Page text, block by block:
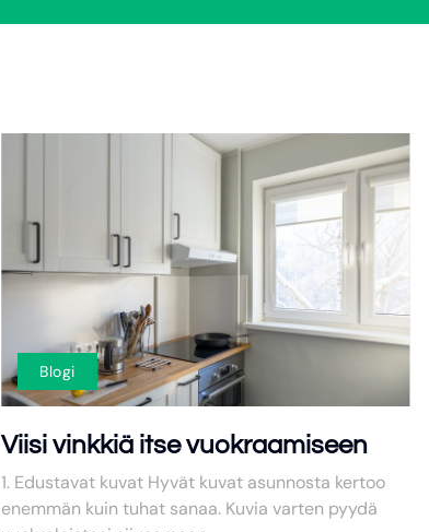
Blogi
Viisi vinkkiä itse vuokraamiseen
1. Edustavat kuvat Hyvät kuvat asunnosta kertoo
enemmän kuin tuhat sanaa. Kuvia varten pyydä